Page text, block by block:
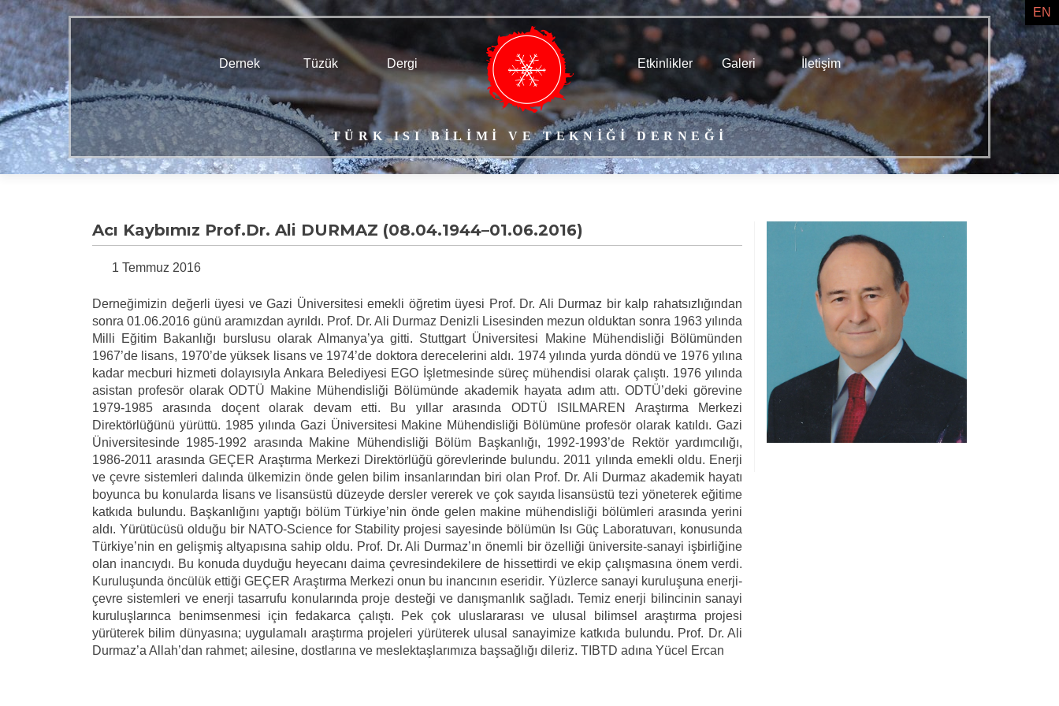
EN
Dernek Tüzük Dergi . Etkinlikler Galeri İletişim
TÜRK ISI BİLİMİ VE TEKNİĞİ DERNEĞİ
Acı Kaybımız Prof.Dr. Ali DURMAZ (08.04.1944–01.06.2016)
1 Temmuz 2016
Derneğimizin değerli üyesi ve Gazi Üniversitesi emekli öğretim üyesi Prof. Dr. Ali Durmaz bir kalp rahatsızlığından
sonra 01.06.2016 günü aramızdan ayrıldı. Prof. Dr. Ali Durmaz Denizli Lisesinden mezun olduktan sonra 1963 yılında
Milli Eğitim Bakanlığı burslusu olarak Almanya’ya gitti. Stuttgart Üniversitesi Makine Mühendisliği Bölümünden
1967’de lisans, 1970’de yüksek lisans ve 1974’de doktora derecelerini aldı. 1974 yılında yurda döndü ve 1976 yılına
kadar mecburi hizmeti dolayısıyla Ankara Belediyesi EGO İşletmesinde süreç mühendisi olarak çalıştı. 1976 yılında
asistan profesör olarak ODTÜ Makine Mühendisliği Bölümünde akademik hayata adım attı. ODTÜ’deki görevine
1979-1985 arasında doçent olarak devam etti. Bu yıllar arasında ODTÜ ISILMAREN Araştırma Merkezi
Direktörlüğünü yürüttü. 1985 yılında Gazi Üniversitesi Makine Mühendisliği Bölümüne profesör olarak katıldı. Gazi
Üniversitesinde 1985-1992 arasında Makine Mühendisliği Bölüm Başkanlığı, 1992-1993’de Rektör yardımcılığı,
1986-2011 arasında GEÇER Araştırma Merkezi Direktörlüğü görevlerinde bulundu. 2011 yılında emekli oldu. Enerji
ve çevre sistemleri dalında ülkemizin önde gelen bilim insanlarından biri olan Prof. Dr. Ali Durmaz akademik hayatı
boyunca bu konularda lisans ve lisansüstü düzeyde dersler vererek ve çok sayıda lisansüstü tezi yöneterek eğitime
katkıda bulundu. Başkanlığını yaptığı bölüm Türkiye’nin önde gelen makine mühendisliği bölümleri arasında yerini
aldı. Yürütücüsü olduğu bir NATO-Science for Stability projesi sayesinde bölümün Isı Güç Laboratuvarı, konusunda
Türkiye’nin en gelişmiş altyapısına sahip oldu. Prof. Dr. Ali Durmaz’ın önemli bir özelliği üniversite-sanayi işbirliğine
olan inancıydı. Bu konuda duyduğu heyecanı daima çevresindekilere de hissettirdi ve ekip çalışmasına önem verdi.
Kuruluşunda öncülük ettiği GEÇER Araştırma Merkezi onun bu inancının eseridir. Yüzlerce sanayi kuruluşuna enerji-
çevre sistemleri ve enerji tasarrufu konularında proje desteği ve danışmanlık sağladı. Temiz enerji bilincinin sanayi
kuruluşlarınca benimsenmesi için fedakarca çalıştı. Pek çok uluslararası ve ulusal bilimsel araştırma projesi
yürüterek bilim dünyasına; uygulamalı araştırma projeleri yürüterek ulusal sanayimize katkıda bulundu. Prof. Dr. Ali
Durmaz’a Allah’dan rahmet; ailesine, dostlarına ve meslektaşlarımıza başsağlığı dileriz. TIBTD adına Yücel Ercan